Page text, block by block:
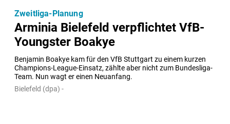
Arminia Bielefeld verpflichtet VfB-
Youngster Boakye
Benjamin Boakye kam für den VfB Stuttgart zu einem kurzen
Champions-League-Einsatz, zählte aber nicht zum Bundesliga-
Team. Nun wagt er einen Neuanfang.
Zweitliga-Planung
Bielefeld (dpa) -